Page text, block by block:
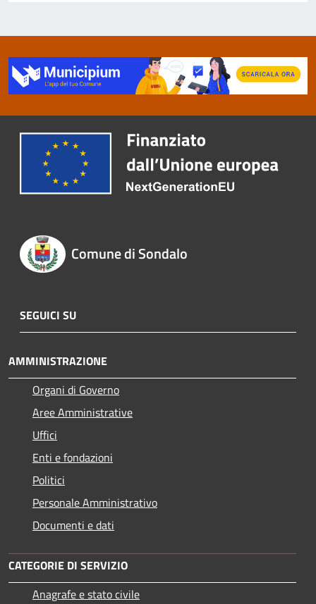
Comune di Sondalo
SEGUICI SU
AMMINISTRAZIONE
Organi di Governo
Aree Amministrative
Uffici
Enti e fondazioni
Politici
Personale Amministrativo
Documenti e dati
CATEGORIE DI SERVIZIO
Anagrafe e stato civile